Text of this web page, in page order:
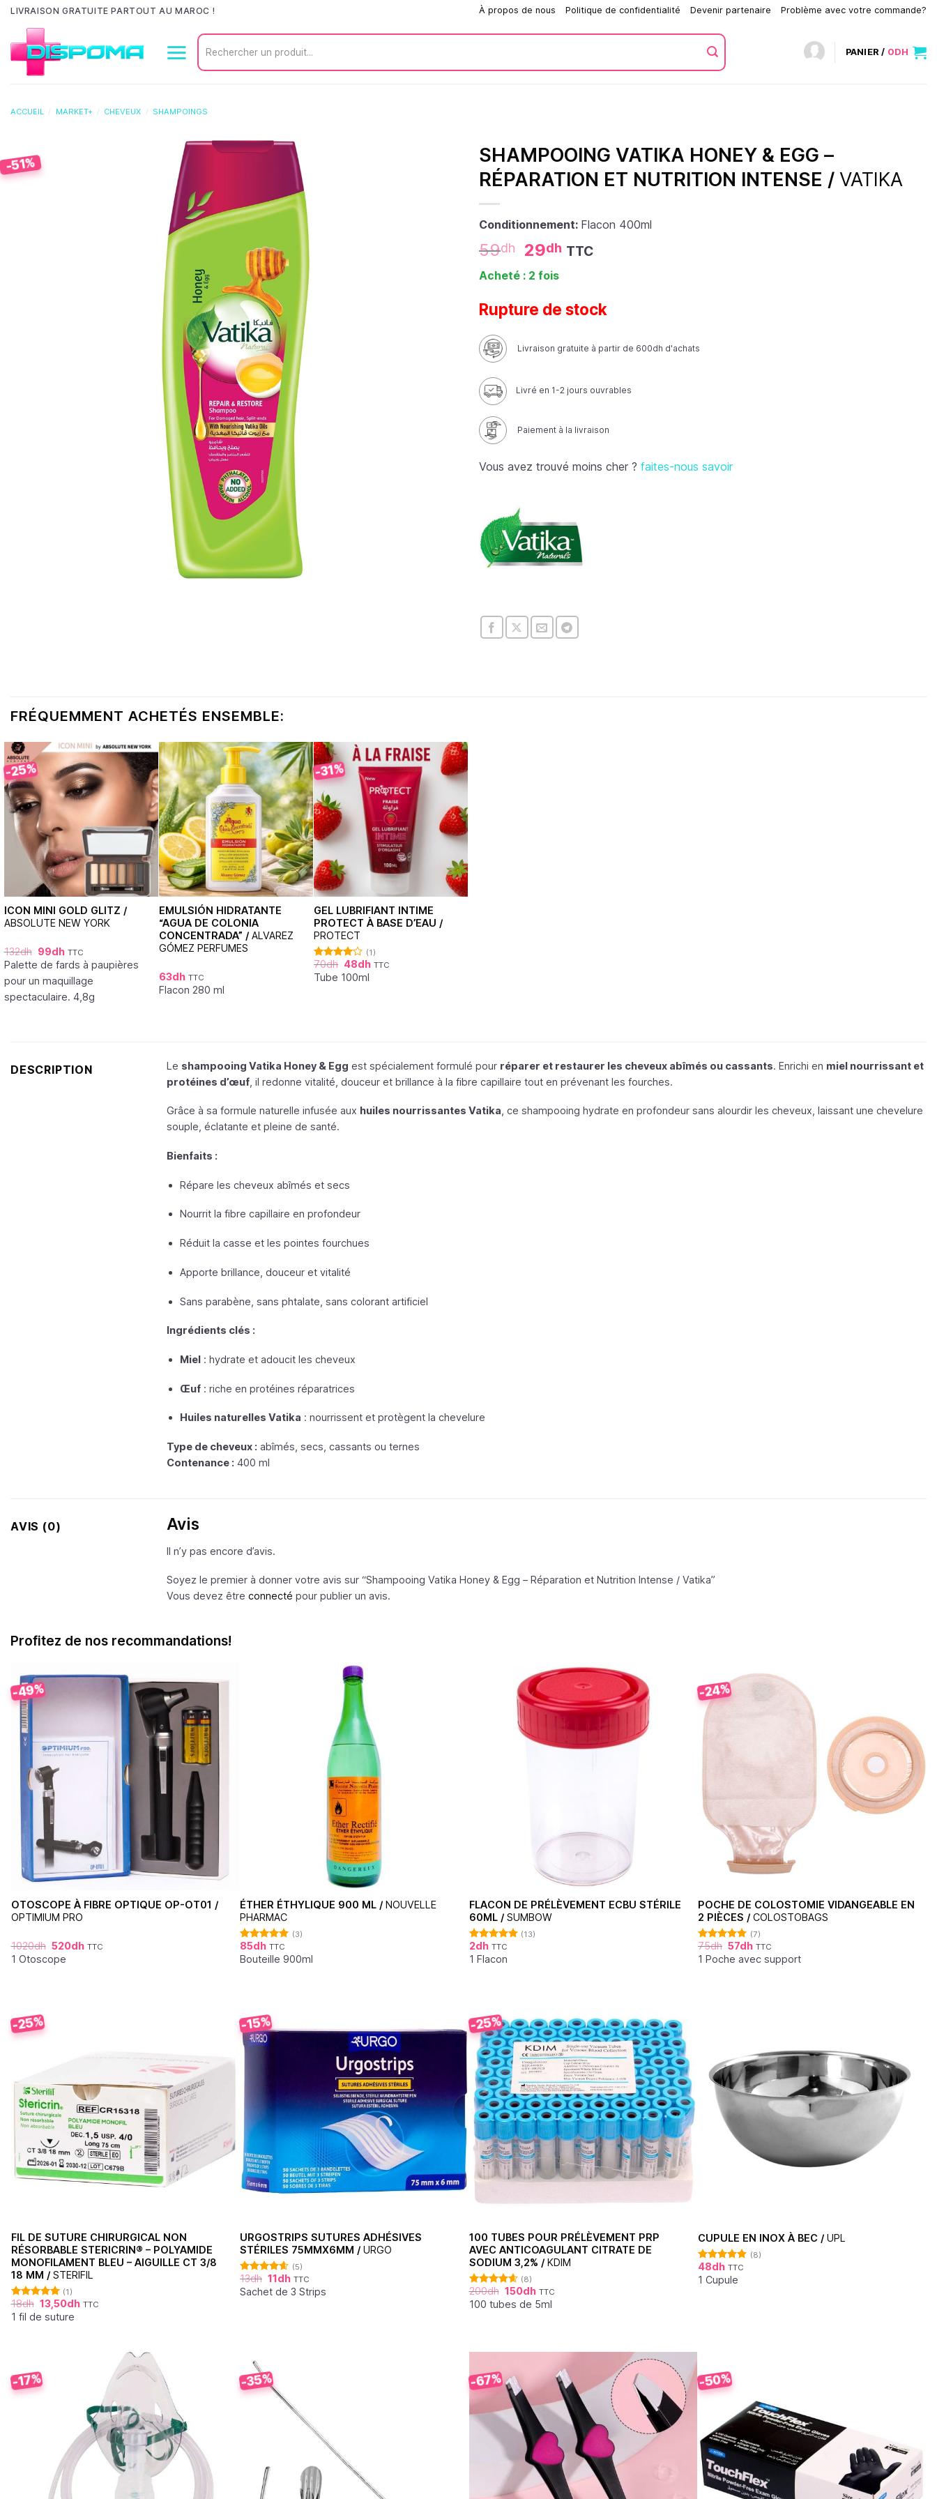
Passer
contenu
LIVRAISON GRATUITE PARTOUT AU MAROC ! À propos de nous Politique de confidentialité Devenir partenaire Problème avec votre commande?
Recherche
pour :
PANIER / 0DH
ACCUEIL / MARKET+ / CHEVEUX / SHAMPOINGS
-51%
SHAMPOOING VATIKA HONEY & EGG –
RÉPARATION ET NUTRITION INTENSE / VATIKA
Conditionnement: Flacon 400ml
59dh 29dh TTC
Acheté : 2 fois
Rupture de stock
Livraison gratuite à partir de 600dh d'achats
Livré en 1-2 jours ouvrables
Paiement à la livraison
Vous avez trouvé moins cher ? faites-nous savoir
FRÉQUEMMENT ACHETÉS ENSEMBLE:
-25%
ICON MINI GOLD GLITZ /
ABSOLUTE NEW YORK
132dh 99dh TTC
Palette de fards à paupières
pour un maquillage
spectaculaire. 4,8g
EMULSIÓN HIDRATANTE
“AGUA DE COLONIA
CONCENTRADA” / ALVAREZ
GÓMEZ PERFUMES
63dh TTC
Flacon 280 ml
-31%
GEL LUBRIFIANT INTIME
PROTECT À BASE D’EAU /
PROTECT
Note
4.00sur
(1)
70dh 48dh TTC
Tube 100ml
DESCRIPTION Le shampooing Vatika Honey & Egg est spécialement formulé pour réparer et restaurer les cheveux abîmés ou cassants. Enrichi en miel nourrissant et
protéines d’œuf , il redonne vitalité, douceur et brillance à la fibre capillaire tout en prévenant les fourches.
Grâce à sa formule naturelle infusée aux huiles nourrissantes Vatika , ce shampooing hydrate en profondeur sans alourdir les cheveux, laissant une chevelure
souple, éclatante et pleine de santé.
Bienfaits :
Répare les cheveux abîmés et secs
Nourrit la fibre capillaire en profondeur
Réduit la casse et les pointes fourchues
Apporte brillance, douceur et vitalité
Sans parabène, sans phtalate, sans colorant artificiel
Ingrédients clés :
Miel: hydrate et adoucit les cheveux
Œuf: riche en protéines réparatrices
Huiles naturelles Vatika : nourrissent et protègent la chevelure
Type de cheveux : abîmés, secs, cassants ou ternes
Contenance : 400 ml
AVIS (0) Avis
Il n’y pas encore d’avis.
Soyez le premier à donner votre avis sur “Shampooing Vatika Honey & Egg – Réparation et Nutrition Intense / Vatika”
Vous devez être connecté pour publier un avis.
Profitez de nos recommandations!
-49%
OTOSCOPE À FIBRE OPTIQUE OP-OT01 /
OPTIMIUM PRO
1020dh 520dh TTC
1 Otoscope
ÉTHER ÉTHYLIQUE 900 ML / NOUVELLE
PHARMAC
Note5.00
sur 5
(3)
85dh TTC
Bouteille 900ml
FLACON DE PRÉLÈVEMENT ECBU STÉRILE
60ML / SUMBOW
Note4.92
sur 5
(13)
2dh TTC
1 Flacon
-24%
POCHE DE COLOSTOMIE VIDANGEABLE EN
2 PIÈCES / COLOSTOBAGS
Note5.00
sur 5
(7)
75dh 57dh TTC
1 Poche avec support
-25%
FIL DE SUTURE CHIRURGICAL NON
RÉSORBABLE STERICRIN® – POLYAMIDE
MONOFILAMENT BLEU – AIGUILLE CT 3/8
18 MM / STERIFIL
Note 5.00
sur 5
(1)
18dh 13,50dh TTC
1 fil de suture
-15%
URGOSTRIPS SUTURES ADHÉSIVES
STÉRILES 75MMX6MM / URGO
Note 4.60
sur 5
(5)
13dh 11dh TTC
Sachet de 3 Strips
-25%
100 TUBES POUR PRÉLÈVEMENT PRP
AVEC ANTICOAGULANT CITRATE DE
SODIUM 3,2% / KDIM
Note4.63
sur 5
(8)
200dh 150dh TTC
100 tubes de 5ml
CUPULE EN INOX À BEC / UPL
Note4.88
sur 5
(8)
48dh TTC
1 Cupule
-17% -35% -67% -50%